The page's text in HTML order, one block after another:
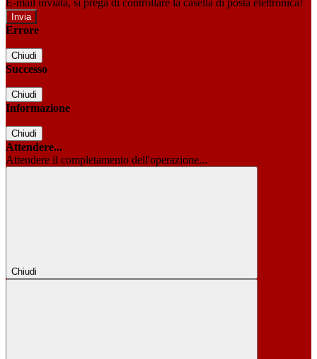
E-mail inviata, si prega di controllare la casella di posta elettronica!
Errore
Chiudi
Successo
Chiudi
Informazione
Chiudi
Attendere...
Attendere il completamento dell'operazione...
Chiudi